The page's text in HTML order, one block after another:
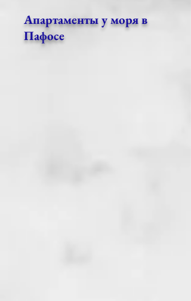
Апартаменты у моря в
Пафосе